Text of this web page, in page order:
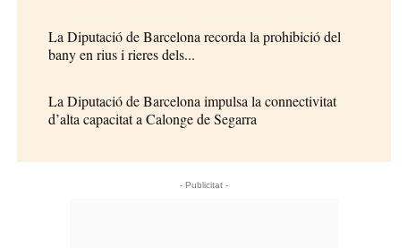
La Diputació de Barcelona recorda la prohibició del
bany en rius i rieres dels...
La Diputació de Barcelona impulsa la connectivitat
d’alta capacitat a Calonge de Segarra
- Publicitat -